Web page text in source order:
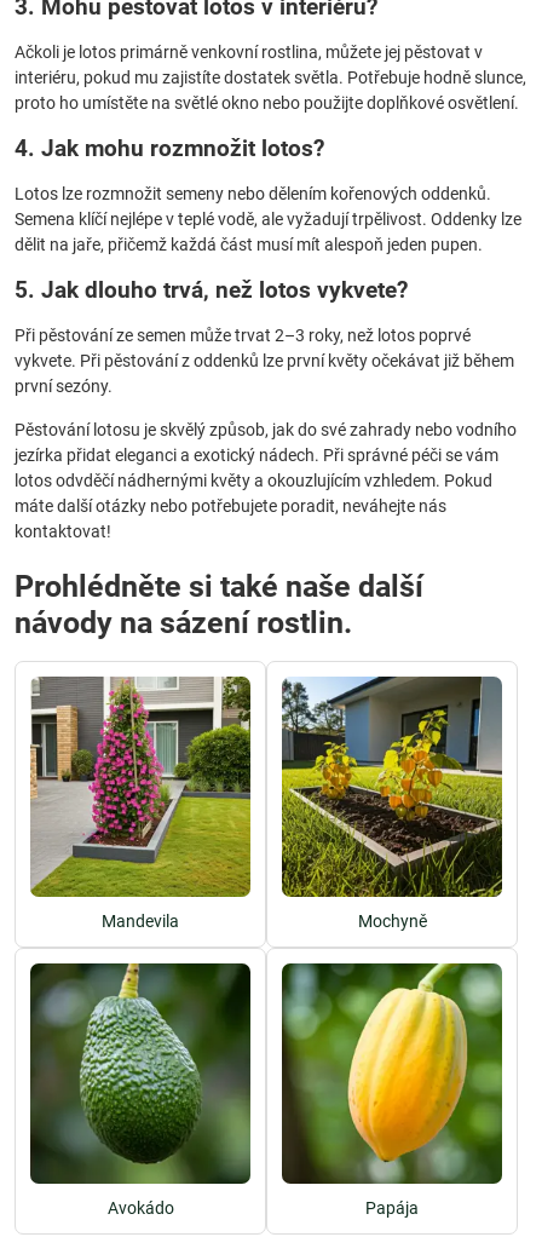
3. Mohu pěstovat lotos v interiéru?
Ačkoli je lotos primárně venkovní rostlina, můžete jej pěstovat v
interiéru, pokud mu zajistíte dostatek světla. Potřebuje hodně slunce,
proto ho umístěte na světlé okno nebo použijte doplňkové osvětlení.
4. Jak mohu rozmnožit lotos?
Lotos lze rozmnožit semeny nebo dělením kořenových oddenků.
Semena klíčí nejlépe v teplé vodě, ale vyžadují trpělivost. Oddenky lze
dělit na jaře, přičemž každá část musí mít alespoň jeden pupen.
5. Jak dlouho trvá, než lotos vykvete?
Při pěstování ze semen může trvat 2–3 roky, než lotos poprvé
vykvete. Při pěstování z oddenků lze první květy očekávat již během
první sezóny.
Pěstování lotosu je skvělý způsob, jak do své zahrady nebo vodního
jezírka přidat eleganci a exotický nádech. Při správné péči se vám
lotos odvděčí nádhernými květy a okouzlujícím vzhledem. Pokud
máte další otázky nebo potřebujete poradit, neváhejte nás
kontaktovat!
Prohlédněte si také naše další
návody na sázení rostlin.
Mandevila Mochyně
Avokádo Papája